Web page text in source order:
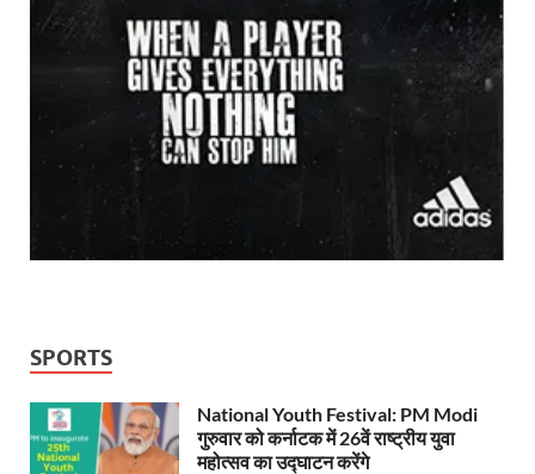
SPORTS
National Youth Festival: PM Modi
गुरुवार को कर्नाटक में 26वें राष्ट्रीय युवा
महोत्सव का उद्घाटन करेंगे